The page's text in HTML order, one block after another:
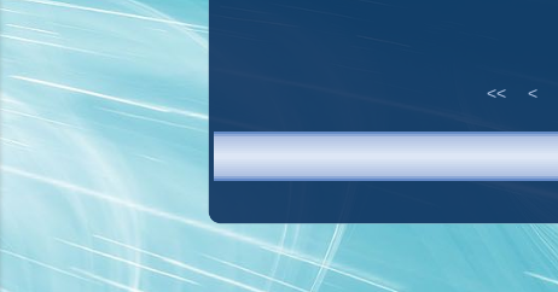
<< <